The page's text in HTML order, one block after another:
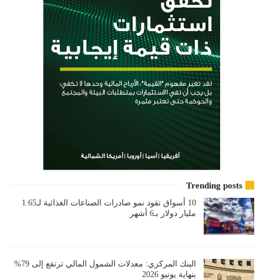
Trending posts
10 أسواق تقود نمو صادرات الصناعات الغذائية لـ1.65
مليار دولار بـ6 أشهر
البنك المركزي: معدلات الشمول المالي ترتفع إلى 79%
بنهاية يونيو 2026